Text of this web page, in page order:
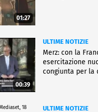
01:27
00:39
ULTIME NOTIZIE
Merz: con la
esercitazione
congiunta per la
ULTIME NOTIZIE